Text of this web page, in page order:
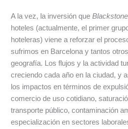
A la vez, la inversión queBlackstone
hoteles (actualmente, el primer
hoteleras) viene a reforzar el
sufrimos en Barcelona y tantos
geografía. Los flujos y la actividad
creciendo cada año en la ciudad, y
los impactos en términos de
comercio de uso cotidiano,
transporte público, contaminación
especialización en sectores